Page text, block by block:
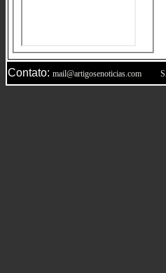
Contato: mail@artigosenoticias.com